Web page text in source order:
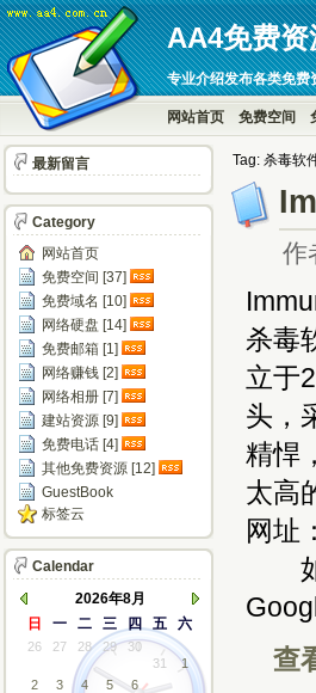
AA4免费资
专业介绍发布各类免费
网站首页 免费空间
Tag: 杀毒软
作
杀毒
立于
头，
精悍
太高
网址：
如
查
最新留言
Category
网站首页
免费空间 [37]
免费域名 [10]
网络硬盘 [14]
免费邮箱 [1]
网络赚钱 [2]
网络相册 [7]
建站资源 [9]
免费电话 [4]
其他免费资源 [12]
GuestBook
标签云
Calendar
2026年8月
日
一 二 三 四 五 六
26 27 28 29
30
31
1
2
3 4 5
6